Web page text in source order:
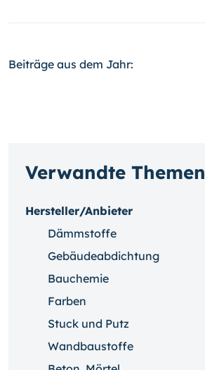
Beiträge aus dem Jahr:
Verwandte Themen
Hersteller/Anbieter
Dämmstoffe
Gebäudeabdichtung
Bauchemie
Farben
Stuck und Putz
Wandbaustoffe